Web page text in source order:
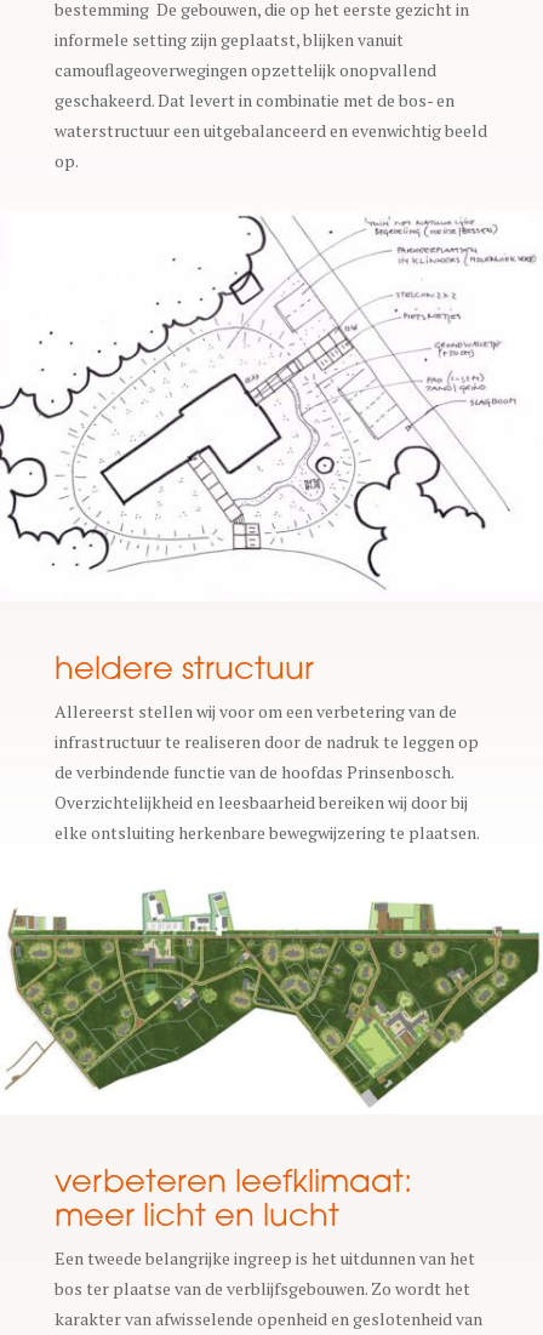
bestemming De gebouwen, die op het eerste gezicht in
informele setting zijn geplaatst, blijken vanuit
camouflageoverwegingen opzettelijk onopvallend
geschakeerd. Dat levert in combinatie met de bos- en
waterstructuur een uitgebalanceerd en evenwichtig beeld
op.
heldere structuur
Allereerst stellen wij voor om een verbetering van de
infrastructuur te realiseren door de nadruk te leggen op
de verbindende functie van de hoofdas Prinsenbosch.
Overzichtelijkheid en leesbaarheid bereiken wij door bij
elke ontsluiting herkenbare bewegwijzering te plaatsen.
verbeteren leefklimaat:
meer licht en lucht
Een tweede belangrijke ingreep is het uitdunnen van het
bos ter plaatse van de verblijfsgebouwen. Zo wordt het
karakter van afwisselende openheid en geslotenheid van